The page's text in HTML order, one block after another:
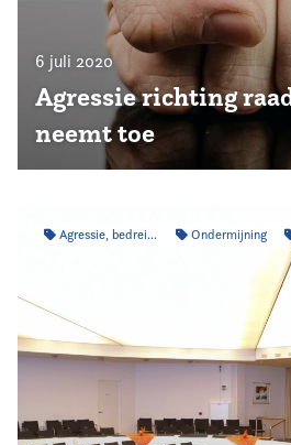
6 juli 2020
Agressie richting
neemt toe
Agressie, bedreiging & intimidatie Ondermijning